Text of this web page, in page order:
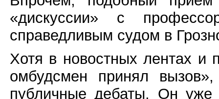
«дискуссии» с
справедливым судом в
Хотя в новостных лентах и
омбудсмен принял
публичные дебаты. Он уже